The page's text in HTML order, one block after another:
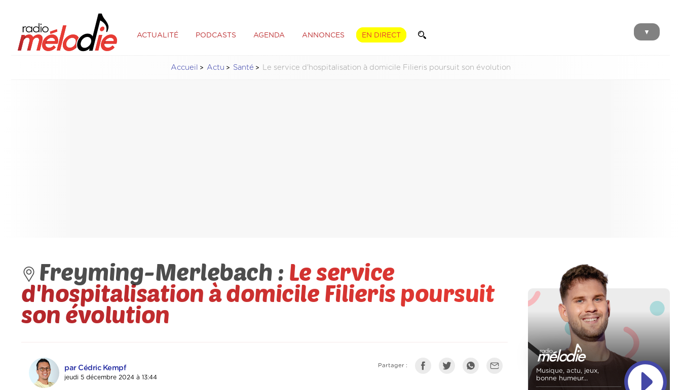
ACTUALITÉ PODCASTS AGENDA ANNONCES EN DIRECT ▼
Accueil Actu Santé Le service d'hospitalisation à domicile Filieris poursuit son évolution
Freyming-Merlebach : Le service
d'hospitalisation à domicile Filieris poursuit
son évolution
par Cédric Kempf
jeudi 5 décembre 2024 à 13:44
Partager :
Musique, actu, jeux,
bonne humeur...